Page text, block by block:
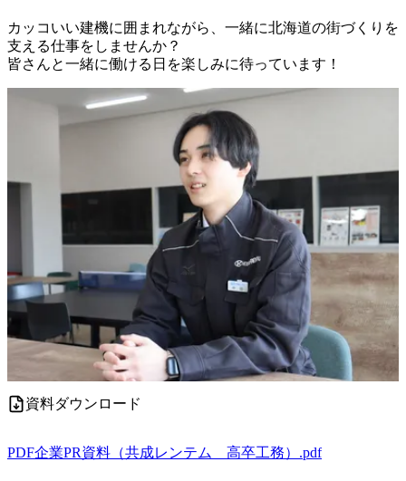
カッコいい建機に囲まれながら、一緒に北海道の街づくりを
支える仕事をしませんか？
資料ダウンロード
PDF企業PR資料（共成レンテム＿高卒工務）.pdf